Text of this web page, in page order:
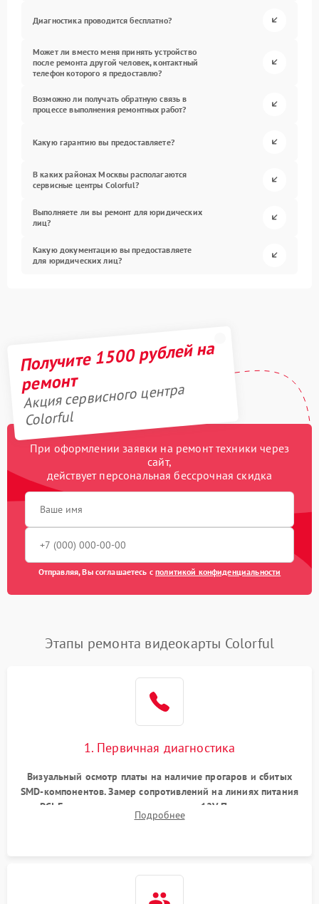
Диагностика проводится бесплатно?
Может ли вместо меня принять устройство
после ремонта другой человек, контактный
телефон которого я предоставлю?
Возможно ли получать обратную связь в
процессе выполнения ремонтных работ?
Какую гарантию вы предоставляете?
В каких районах Москвы располагаются
сервисные центры Colorful?
Выполняете ли вы ремонт для юридических
лиц?
Какую документацию вы предоставляете
для юридических лиц?
Получите 1500 рублей на
ремонт
Акция сервисного центра
Colorful
При оформлении заявки на ремонт техники через
сайт,
действует персональная бессрочная скидка
Отправляя, Вы соглашаетесь сполитикой конфиденциальности
Этапы ремонта видеокарты Colorful
1. Первичная диагностика
Визуальный осмотр платы на наличие прогаров и сбитых
SMD-компонентов. Замер сопротивлений на линиях питания
PCI-E и дополнительных разъемах 12V. Проверка на
короткое замыкание основных дросселей питания GPU и
Подробнее